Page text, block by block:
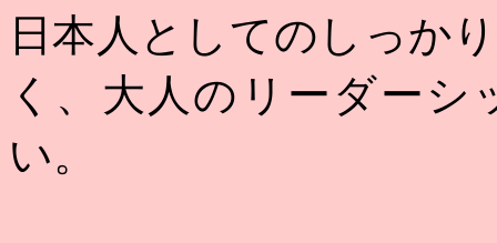
日本人としてのしっか
く、大人のリーダー
い。